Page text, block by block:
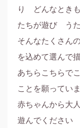
り　どんなとき
たちが遊び　う
そんなたくさん
を込めて選んで
あちらこちらで
ことを願ってい
赤ちゃんから大
遊んでください